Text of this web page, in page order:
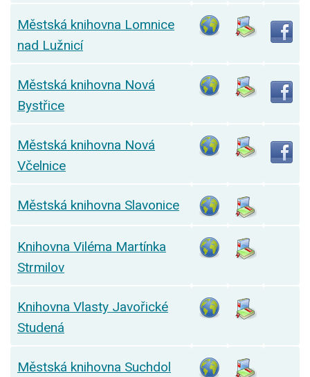
Městská knihovna Lomnice
nad Lužnicí
Městská knihovna Nová
Bystřice
Městská knihovna Nová
Včelnice
Městská knihovna Slavonice
Knihovna Viléma Martínka
Strmilov
Knihovna Vlasty Javořické
Studená
Městská knihovna Suchdol